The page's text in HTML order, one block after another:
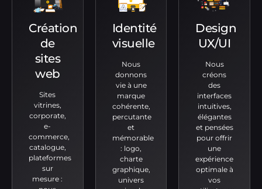
Création
de
sites
web
Sites
vitrines,
corporate,
e-
commerce,
catalogue,
plateformes
sur
mesure :
Identité
visuelle
Nous
donnons
vie à une
marque
cohérente,
percutante
et
mémorable
: logo,
charte
graphique,
univers
Design
UX/UI
Nous
créons
des
interfaces
intuitives,
élégantes
et pensées
pour offrir
une
expérience
optimale à
vos